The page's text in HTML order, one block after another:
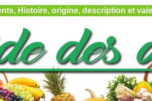
Histoire, origine, description et